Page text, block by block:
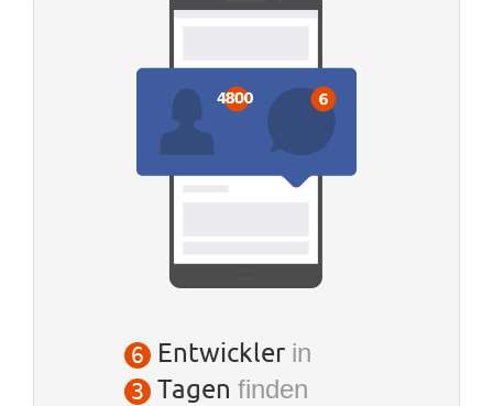
6 Entwickler in
3 Tagen finden